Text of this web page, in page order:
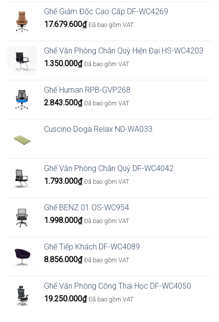
Ghế Giám Đốc Cao Cấp DF-WC4269
17.679.600₫ Đã bao gồm VAT
Ghế Văn Phòng Chân Quỳ Hiện Đại HS-WC4203
1.350.000₫ Đã bao gồm VAT
Ghế Human RPB-GVP268
2.843.500₫ Đã bao gồm VAT
Cuscino Doga Relax ND-WA033
Ghế Văn Phòng Chân Quỳ DF-WC4042
1.793.000₫ Đã bao gồm VAT
Ghế BENZ 01 OS-WC954
1.998.000₫ Đã bao gồm VAT
Ghế Tiếp Khách DF-WC4089
8.856.000₫ Đã bao gồm VAT
Ghế Văn Phòng Công Thái Học DF-WC4050
19.250.000₫ Đã bao gồm VAT